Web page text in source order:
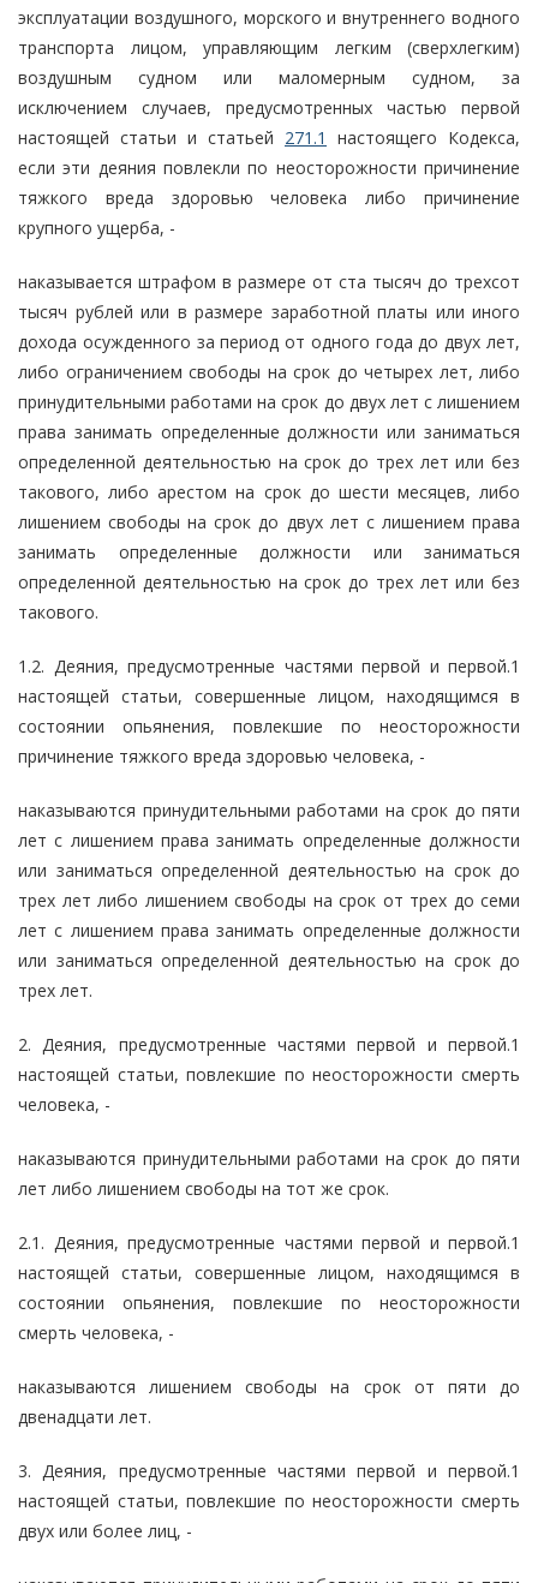
эксплуатации воздушного, морского и внутреннего водного
транспорта лицом, управляющим легким (сверхлегким)
воздушным судном или маломерным судном, за
исключением случаев, предусмотренных частью первой
настоящей статьи и статьей 271.1
настоящего Кодекса,
если эти деяния повлекли по неосторожности причинение
тяжкого вреда здоровью человека либо причинение
крупного ущерба, -
наказывается штрафом в размере от ста тысяч до трехсот
тысяч рублей или в размере заработной платы или иного
дохода осужденного за период от одного года до двух лет,
либо ограничением свободы на срок до четырех лет, либо
принудительными работами на срок до двух лет с лишением
права занимать определенные должности или заниматься
определенной деятельностью на срок до трех лет или без
такового, либо арестом на срок до шести месяцев, либо
лишением свободы на срок до двух лет с лишением права
занимать определенные должности или заниматься
определенной деятельностью на срок до трех лет или без
такового.
1.2. Деяния, предусмотренные частями первой и первой.1
настоящей статьи, совершенные лицом, находящимся в
состоянии опьянения, повлекшие по неосторожности
причинение тяжкого вреда здоровью человека, -
наказываются принудительными работами на срок до пяти
лет с лишением права занимать определенные должности
или заниматься определенной деятельностью на срок до
трех лет либо лишением свободы на срок от трех до семи
лет с лишением права занимать определенные должности
или заниматься определенной деятельностью на срок до
трех лет.
2. Деяния, предусмотренные частями первой и первой.1
настоящей статьи, повлекшие по неосторожности смерть
человека, -
наказываются принудительными работами на срок до пяти
лет либо лишением свободы на тот же срок.
2.1. Деяния, предусмотренные частями первой и первой.1
настоящей статьи, совершенные лицом, находящимся в
состоянии опьянения, повлекшие по неосторожности
смерть человека, -
наказываются лишением свободы на срок от пяти до
двенадцати лет.
3. Деяния, предусмотренные частями первой и первой.1
настоящей статьи, повлекшие по неосторожности смерть
двух или более лиц, -